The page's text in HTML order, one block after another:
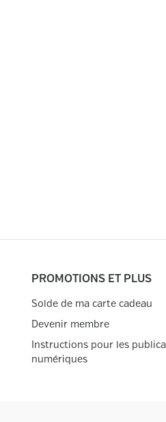
PROMOTIONS ET PLUS
Solde de ma carte cadeau
Devenir membre
Instructions pour les
numériques